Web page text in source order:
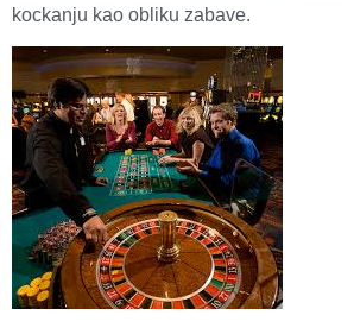
kockanju kao obliku zabave.